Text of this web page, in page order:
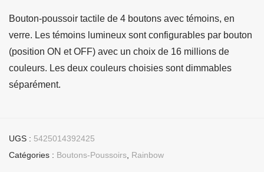
Bouton-poussoir tactile de 4 boutons avec témoins, en
verre. Les témoins lumineux sont configurables par bouton
(position ON et OFF) avec un choix de 16 millions de
couleurs. Les deux couleurs choisies sont dimmables
séparément.
UGS : 5425014392425
Catégories : Boutons-Poussoirs Rainbow